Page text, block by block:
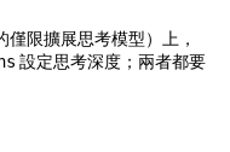
僅限擴展思考模型）上，
設定思考深度；兩者都要